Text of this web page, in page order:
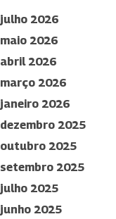
julho 2026
maio 2026
abril 2026
março 2026
janeiro 2026
dezembro 2025
outubro 2025
setembro 2025
julho 2025
junho 2025